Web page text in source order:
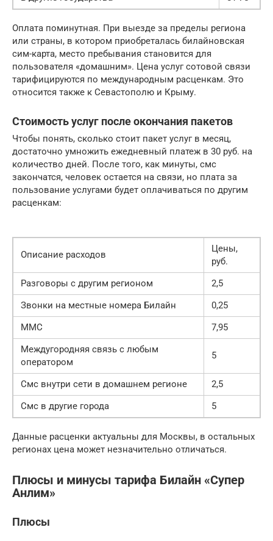
Оплата поминутная. При выезде за пределы региона
или страны, в котором приобреталась билайновская
сим-карта, место пребывания становится для
пользователя «домашним». Цена услуг сотовой связи
тарифицируются по международным расценкам. Это
относится также к Севастополю и Крыму.
Стоимость услуг после окончания пакетов
Чтобы понять, сколько стоит пакет услуг в месяц,
достаточно умножить ежедневный платеж в 30 руб. на
количество дней. После того, как минуты, смс
закончатся, человек остается на связи, но плата за
пользование услугами будет оплачиваться по другим
расценкам:
Описание расходов
Цены,
руб.
Разговоры с другим регионом
2,5
Звонки на местные номера Билайн
0,25
ММС
7,95
Междугородняя связь с любым
оператором
5
Смс внутри сети в домашнем регионе
2,5
Смс в другие города
5
Данные расценки актуальны для Москвы, в остальных
регионах цена может незначительно отличаться.
Плюсы и минусы тарифа Билайн «Супер
Анлим»
Плюсы